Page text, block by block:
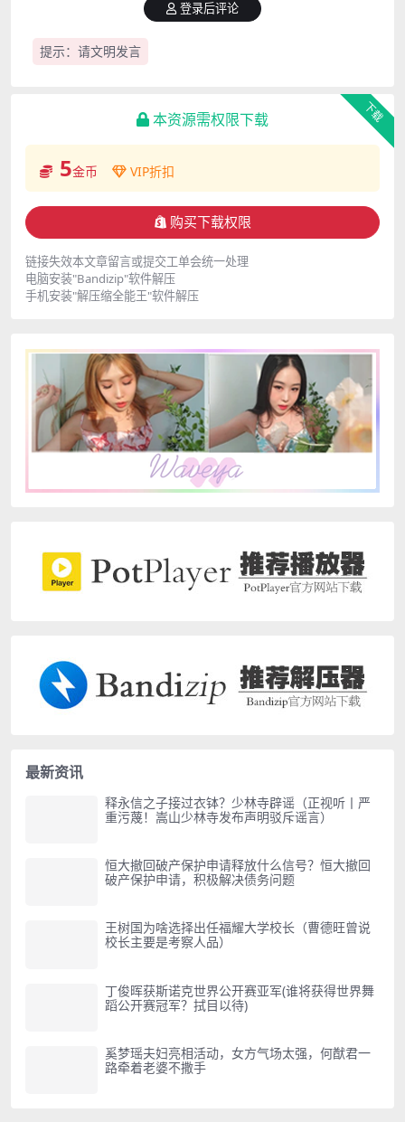
提示：请文明发言
登录后评论
下载
本资源需权限下载
5金币 VIP折扣
购买下载权限
链接失效本文章留言或提交工单会统一处理
电脑安装"Bandizip"软件解压
手机安装"解压缩全能王"软件解压
最新资讯
释永信之子接过衣钵？少林寺辟谣（正视听丨严
重污蔑！嵩山少林寺发布声明驳斥谣言）
恒大撤回破产保护申请释放什么信号？恒大撤回
破产保护申请，积极解决债务问题
王树国为啥选择出任福耀大学校长（曹德旺曾说
校长主要是考察人品）
丁俊晖获斯诺克世界公开赛亚军(谁将获得世界舞
蹈公开赛冠军？拭目以待)
奚梦瑶夫妇亮相活动，女方气场太强，何猷君一
路牵着老婆不撒手